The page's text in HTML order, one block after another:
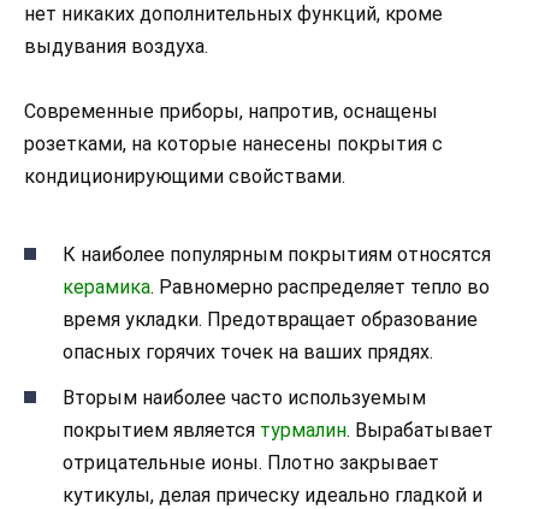
нет никаких дополнительных функций, кроме
выдувания воздуха.
Современные приборы, напротив, оснащены
розетками, на которые нанесены покрытия с
кондиционирующими свойствами.
К наиболее популярным покрытиям относятся
керамика. Равномерно распределяет тепло во
время укладки. Предотвращает образование
опасных горячих точек на ваших прядях.
Вторым наиболее часто используемым
покрытием является турмалин. Вырабатывает
отрицательные ионы. Плотно закрывает
кутикулы, делая прическу идеально гладкой и